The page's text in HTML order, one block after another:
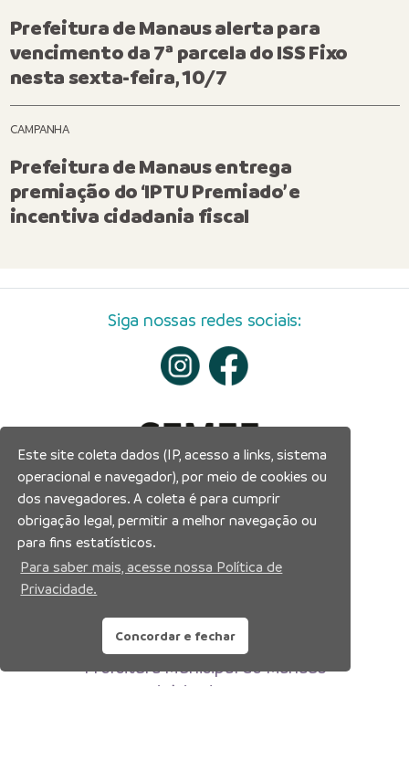
Prefeitura de Manaus alerta para
vencimento da 7ª parcela do ISS Fixo
nesta sexta-feira, 10/7
CAMPANHA
Prefeitura de Manaus entrega
premiação do ‘IPTU Premiado’ e
incentiva cidadania fiscal
Siga nossas redes sociais:
Prefeitura Municipal de Manaus
Município de Manaus
Este site coleta dados (IP, acesso a links, sistema
operacional e navegador), por meio de cookies ou
dos navegadores. A coleta é para cumprir
obrigação legal, permitir a melhor navegação ou
para fins estatísticos.
Para saber mais, acesse nossa Política de
Privacidade.
Concordar e fechar